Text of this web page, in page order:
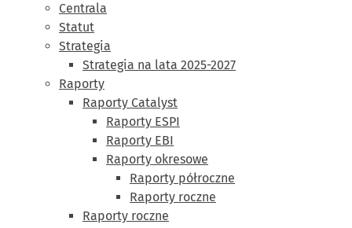
Centrala
Statut
Strategia
Strategia na lata 2025-2027
Raporty
Raporty Catalyst
Raporty ESPI
Raporty EBI
Raporty okresowe
Raporty półroczne
Raporty roczne
Raporty roczne